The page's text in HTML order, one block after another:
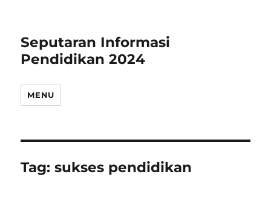
Seputaran Informasi
Pendidikan 2024
MENU
Tag:sukses pendidikan